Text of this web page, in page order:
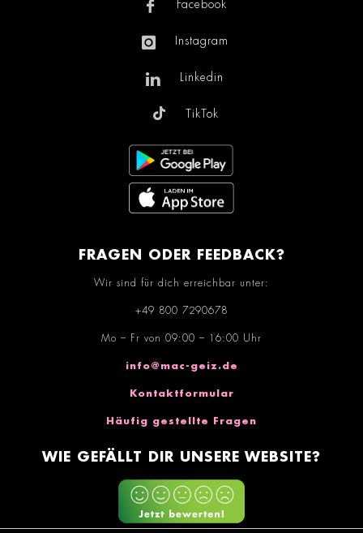
Facebook
Instagram
Linkedin
TikTok
FRAGEN ODER FEEDBACK?
Wir sind für dich erreichbar unter:
+49 800 7290678
Mo – Fr von 09:00 – 16:00 Uhr
info@mac-geiz.de
Kontaktformular
Häufig gestellte Fragen
WIE GEFÄLLT DIR UNSERE WEBSITE?